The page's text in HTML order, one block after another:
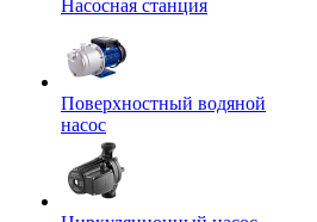
Насосная станция
Поверхностный водяной
насос